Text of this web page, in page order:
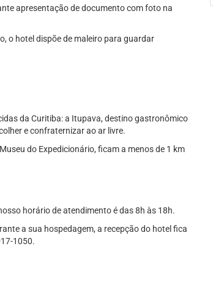
apresentação de documento com foto na
o hotel dispõe de maleiro para guardar
da Curitiba: a Itupava, destino gastronômico
e confraternizar ao ar livre.
do Expedicionário, ficam a menos de 1 km
horário de atendimento é das 8h às 18h.
a sua hospedagem, a recepção do hotel fica
1050.